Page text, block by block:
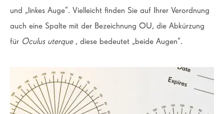
und „linkes Auge“. Vielleicht finden Sie auf Ihrer Verordnung
auch eine Spalte mit der Bezeichnung OU, die Abkürzung
für Oculus uterque, diese bedeutet „beide Augen“.